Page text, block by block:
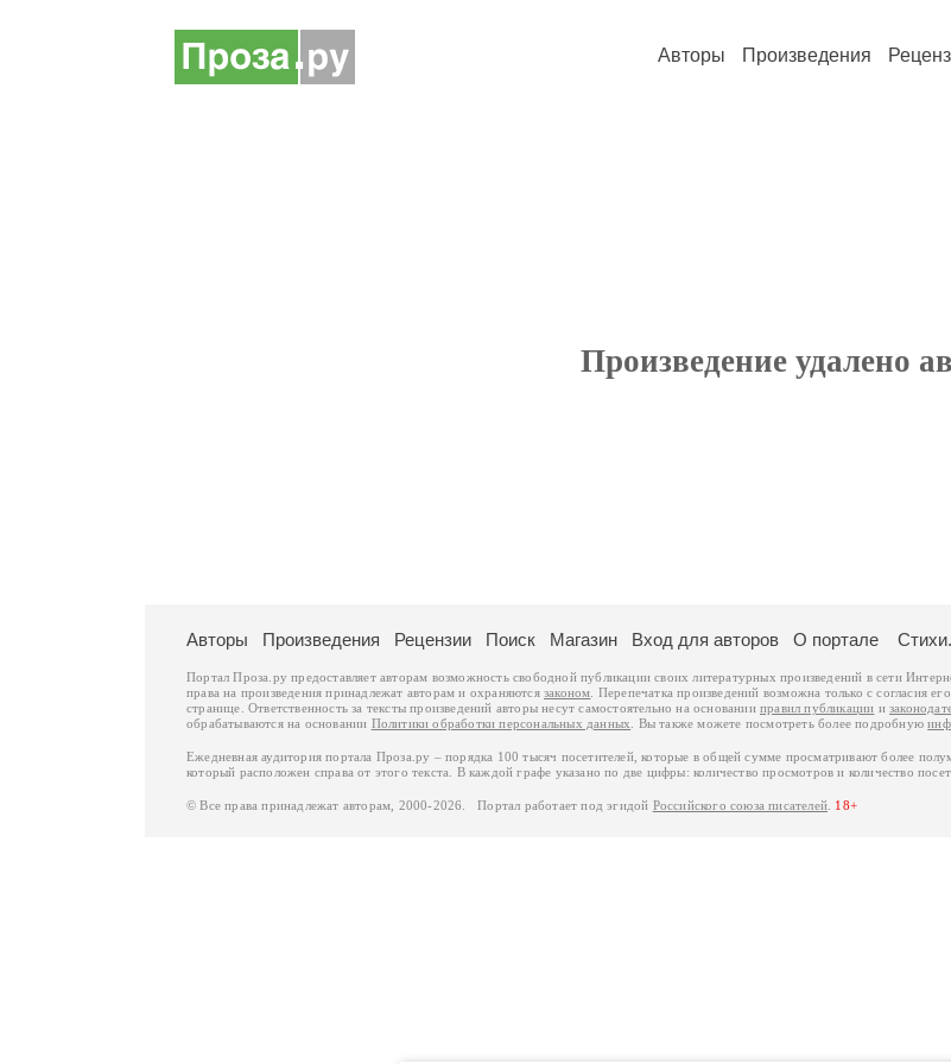
Авторы Произведения
Произведение удалено
Авторы Произведения Рецензии Поиск Магазин Вход для авторов О портале
Портал Проза.ру предоставляет авторам возможность свободной публикации своих литературных произведений в сети
права на произведения принадлежат авторам и охраняются законом . Перепечатка произведений возможна только с согласия
странице. Ответственность за тексты произведений авторы несут самостоятельно на основанииправил публикации и
обрабатываются на основании Политики обработки персональных данных . Вы также можете посмотреть более подробную
Ежедневная аудитория портала Проза.ру – порядка 100 тысяч посетителей, которые в общей сумме просматривают более
который расположен справа от этого текста. В каждой графе указано по две цифры: количество просмотров и количество
© Все права принадлежат авторам, 2000-2026. Портал работает под эгидой Российского союза писателей 18+